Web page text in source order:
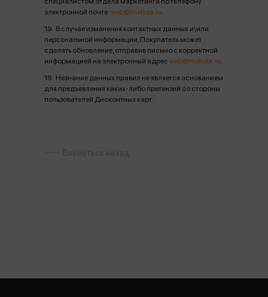
электронной почте: web@metida.ru.
19. В случае изменения контактных данных и\или
персональной информации, Покупатель может
сделать обновление, отправив письмо с корректной
информацией на электронный адрес web@metida.ru.
19. Незнание данных правил не является основанием
для предъявления каких-либо претензий со стороны
пользователей Дисконтных карт.